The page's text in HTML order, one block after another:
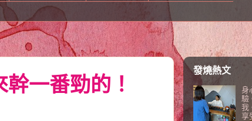
一番勁的！
發燒熱文
身
驗
我
享